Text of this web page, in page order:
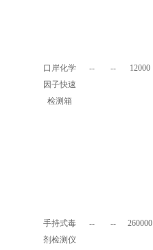
口岸化学
因子快速
检测箱
-- -- 12000
手持式毒
剂检测仪
-- -- 260000